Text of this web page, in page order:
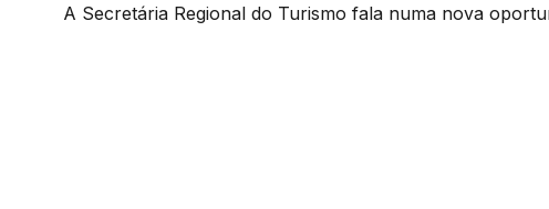
A Secretária Regional do Turismo fala numa nova